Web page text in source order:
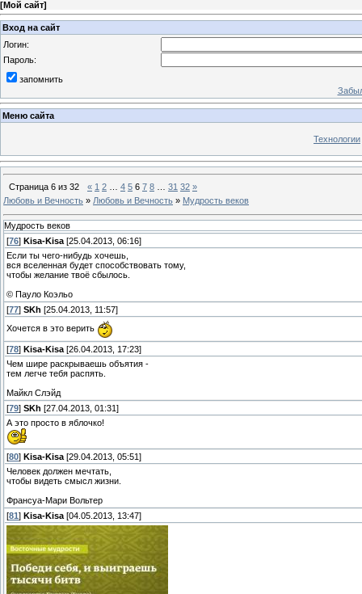
[Мой сайт]
Вход на сайт
Логин:
Пароль:
запомнить
Меню сайта
Технологии
Страница 6 из 32 « 1 2 4 5 6 7 8 31 32 »
Любовь и Вечность » Любовь и Вечность » Мудрость веков
Мудрость веков
[76] Kisa-Kisa [25.04.2013, 06:16]
Если ты чего-нибудь хочешь,
вся вселенная будет способствовать тому,
чтобы желание твоё сбылось.
© Пауло Коэльо
[77] SKh [25.04.2013, 11:57]
Хочется в это верить
[78] Kisa-Kisa [26.04.2013, 17:23]
Чем шире раскрываешь объятия -
тем легче тебя распять.
Майкл Слэйд
[79] SKh [27.04.2013, 01:31]
А это просто в яблочко!
[80] Kisa-Kisa [29.04.2013, 05:51]
Человек должен мечтать,
чтобы видеть смысл жизни.
Франсуа-Мари Вольтер
[81 ] Kisa-Kisa [04.05.2013, 13:47]